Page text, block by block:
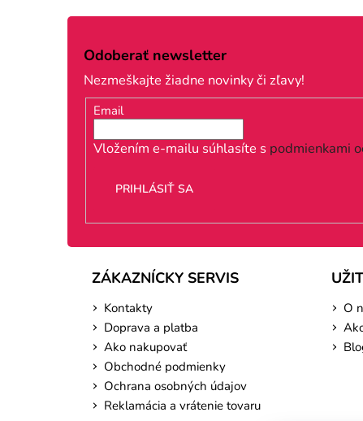
Odoberať newsletter
Nezmeškajte žiadne novinky či zľavy!
Email
Vložením e-mailu súhlasíte s podmienkami
PRIHLÁSIŤ SA
ZÁKAZNÍCKY SERVIS
Kontakty
Doprava a platba
Ako nakupovať
Obchodné podmienky
Ochrana osobných údajov
Reklamácia a vrátenie tovaru
O